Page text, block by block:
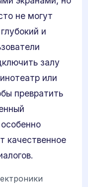
не могут
и
залу
или
превратить
качественное